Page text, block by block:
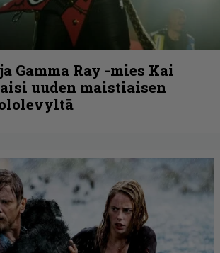
Gamma Ray -mies Kai
uuden maistiaisen